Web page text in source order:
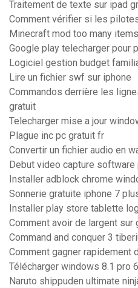
Traitement de texte sur ipad
Comment vérifier si les
Minecraft mod too many
Google play telecharger pour
Logiciel gestion budget
Lire un fichier swf sur iphone
Commandos derrière les
gratuit
Telecharger mise a jour
Plague inc pc gratuit fr
Convertir un fichier audio en
Debut video capture software
Installer adblock chrome
Sonnerie gratuite iphone 7
Installer play store tablette
Comment avoir de largent sur
Command and conquer 3
Comment gagner rapidement
Télécharger windows 8.1 pro
Naruto shippuden ultimate